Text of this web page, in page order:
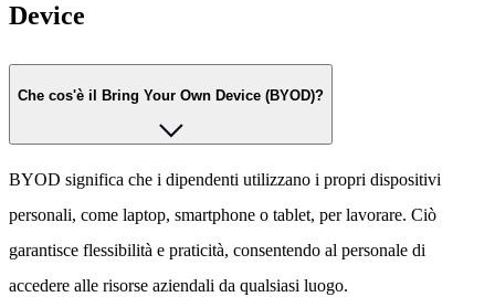
Device
Che cos'è il Bring Your Own Device (BYOD)?
BYOD significa che i dipendenti utilizzano i propri dispositivi
personali, come laptop, smartphone o tablet, per lavorare. Ciò
garantisce flessibilità e praticità, consentendo al personale di
accedere alle risorse aziendali da qualsiasi luogo.